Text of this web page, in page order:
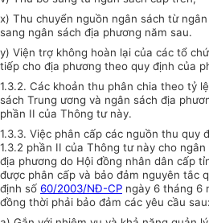
x) Thu chuyển nguồn ngân sách từ
sang ngân sách địa phương năm sau.
y) Viện trợ không hoàn lại của các tổ
tiếp cho địa phương theo quy định của
1.3.2. Các khoản thu phân chia theo tỷ
sách Trung ương và ngân sách địa
phần II của Thông tư này.
1.3.3. Việc phân cấp các nguồn thu quy
1.3.2 phần II của Thông tư này cho
địa phương do Hội đồng nhân dân cấp
được phân cấp và bảo đảm nguyên tắc
định số 60/2003/NĐ-CP ngày 6 tháng 6
đồng thời phải bảo đảm các yêu cầu sau: